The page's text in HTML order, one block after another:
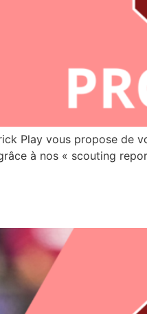
Play vous propose de
à nos « scouting